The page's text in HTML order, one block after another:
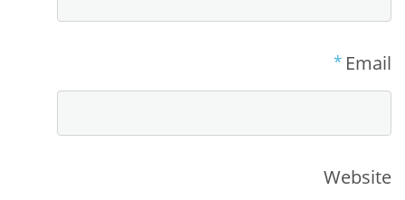
Email
*
Website